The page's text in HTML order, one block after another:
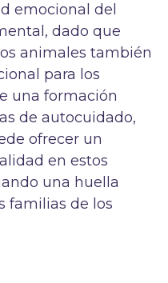
emocional del
dado que
animales también
para los
una formación
de autocuidado,
ofrecer un
en estos
una huella
familias de los